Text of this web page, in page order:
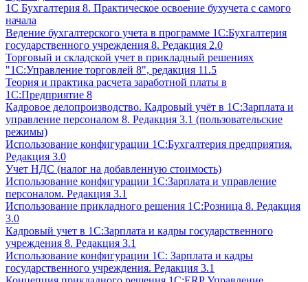
1С Бухгалтерия 8. Практическое освоение бухучета с самого
начала
Ведение бухгалтерского учета в программе 1С:Бухгалтерия
государственного учреждения 8. Редакция 2.0
Торговый и складской учет в прикладный решениях
"1С:Управление торговлей 8", редакция 11.5
Теория и практика расчета заработной платы в
1С:Предприятие 8
Кадровое делопроизводство. Кадровый учёт в 1С:Зарплата и
управление персоналом 8. Редакция 3.1 (пользовательские
режимы)
Использование конфигурации 1С:Бухгалтерия предприятия.
Редакция 3.0
Учет НДС (налог на добавленную стоимость)
Использование конфигурации 1С:Зарплата и управление
персоналом. Редакция 3.1
Использование прикладного решения 1С:Розница 8. Редакция
3.0
Кадровый учет в 1С:Зарплата и кадры государственного
учреждения 8. Редакция 3.1
Использование конфигурации ‎1С: Зарплата и кадры
государственного учреждения. Редакция 3.1